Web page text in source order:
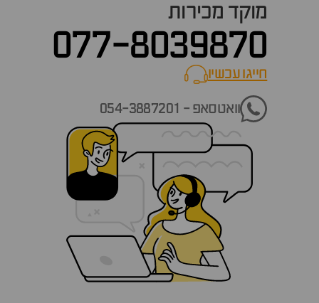
מוקד מכירות
077-8039870
חייגו עכשיוcall now
וואטסאפ - 054-3887201